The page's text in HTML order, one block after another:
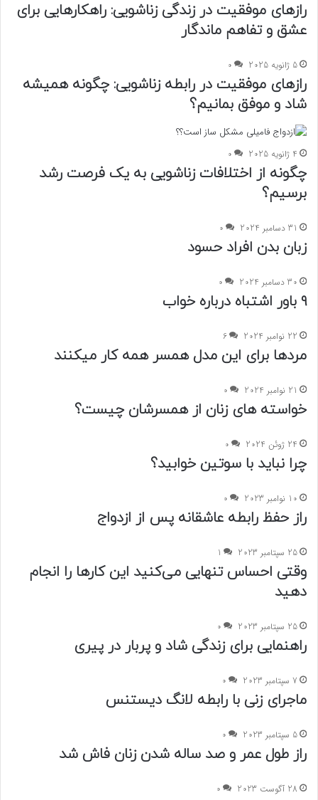
رازهای موفقیت در زندگی زناشویی: راهکارهایی برای
عشق و تفاهم ماندگار
5 ژانویه 2025 0
رازهای موفقیت در رابطه زناشویی: چگونه همیشه
شاد و موفق بمانیم؟
4 ژانویه 2025 0
چگونه از اختلافات زناشویی به یک فرصت رشد
برسیم؟
31 دسامبر 2024 0
زبان بدن افراد حسود
30 دسامبر 2024 0
۹ باور اشتباه درباره خواب
22 نوامبر 2024 6
مردها برای این مدل همسر همه کار میکنند
21 نوامبر 2024 0
خواسته های زنان از همسرشان چیست؟
24 ژوئن 2024 0
چرا نباید با سوتین خوابید؟
10 نوامبر 2023 0
راز حفظ رابطه عاشقانه پس از ازدواج
25 سپتامبر 2023 1
وقتی احساس تنهایی می‌کنید این کارها را انجام
دهید
25 سپتامبر 2023 0
راهنمایی برای زندگی شاد و پربار در پیری
7 سپتامبر 2023 0
ماجرای زنی با رابطه لانگ دیستنس
5 سپتامبر 2023 0
راز طول عمر و صد ساله شدن زنان فاش شد
28 آگوست 2023 0